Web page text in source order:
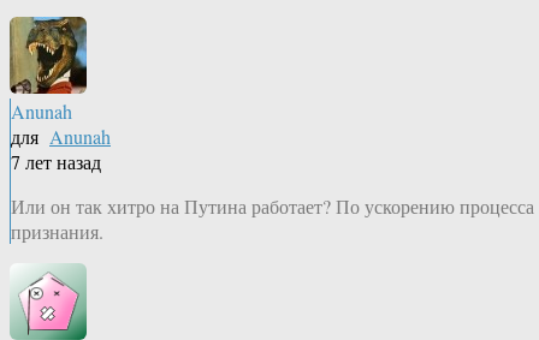
Anunah
для Anunah
7 лет назад
Или он так хитро на Путина работает? По ускорению процесса
признания.